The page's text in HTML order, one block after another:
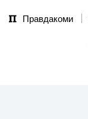
Правдакоми